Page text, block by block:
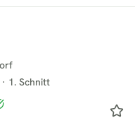
· 1. Schnitt